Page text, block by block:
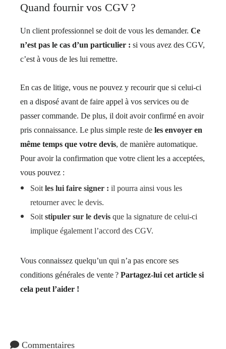
Quand fournir vos CGV ?
Un client professionnel se doit de vous les demander. Ce
n’est pas le cas d’un particulier : si vous avez des CGV,
c’est à vous de les lui remettre.
En cas de litige, vous ne pouvez y recourir que si celui-ci
en a disposé avant de faire appel à vos services ou de
passer commande. De plus, il doit avoir confirmé en avoir
pris connaissance. Le plus simple reste de les envoyer en
même temps que votre devis, de manière automatique.
Pour avoir la confirmation que votre client les a acceptées,
vous pouvez :
Soit les lui faire signer : il pourra ainsi vous les
retourner avec le devis.
Soit stipuler sur le devis que la signature de celui-ci
implique également l’accord des CGV.
Vous connaissez quelqu’un qui n’a pas encore ses
conditions générales de vente ? Partagez-lui cet article si
cela peut l’aider !
Commentaires